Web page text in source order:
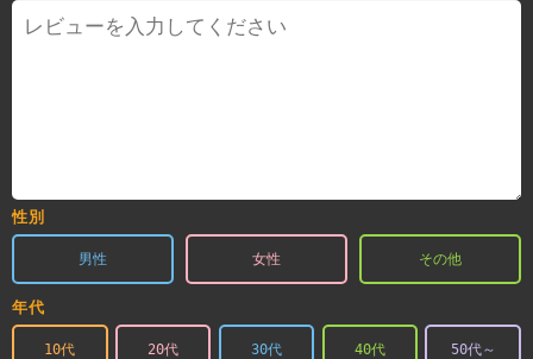
性別
男性 女性 その他
年代
10代 20代 30代 40代 50代～